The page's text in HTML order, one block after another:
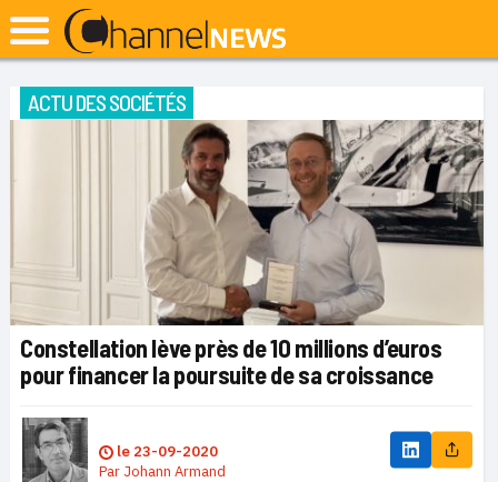
ACTU DES SOCIÉTÉS
Constellation lève près de 10 millions d’euros
pour financer la poursuite de sa croissance
le 23-09-2020
Par Johann Armand